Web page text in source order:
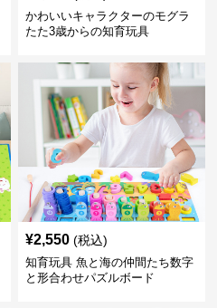
かわいいキャラクターのモグラ
たた3歳からの知育玩具
¥2,550 (税込)
知育玩具 魚と海の仲間たち数字
と形合わせパズルボード